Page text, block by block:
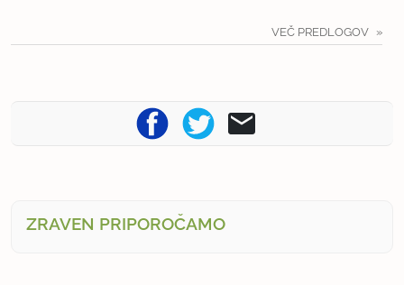
VEČ PREDLOGOV
ZRAVEN PRIPOROČAMO